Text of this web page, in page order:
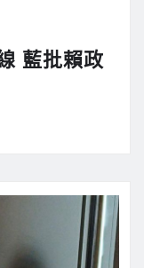
藍批賴政